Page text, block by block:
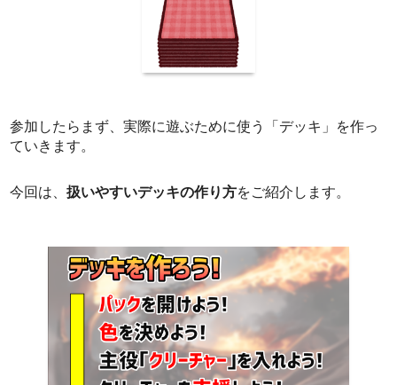
参加したらまず、実際に遊ぶために使う「デッキ」を作っ
ていきます。
今回は、扱いやすいデッキの作り方をご紹介します。